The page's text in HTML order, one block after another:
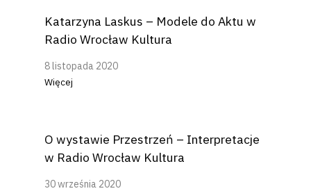
Katarzyna Laskus – Modele do Aktu w
Radio Wrocław Kultura
8 listopada 2020
Więcej
O wystawie Przestrzeń – Interpretacje
w Radio Wrocław Kultura
30 września 2020